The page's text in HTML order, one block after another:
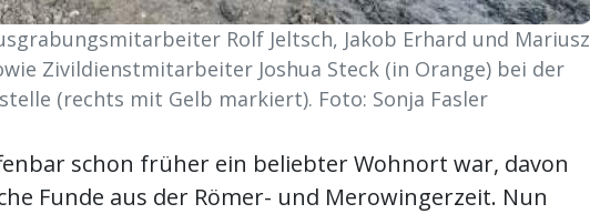
Rolf Jeltsch, Jakob Erhard und Mariusz
Zivildienstmitarbeiter Joshua Steck (in Orange) bei der
(rechts mit Gelb markiert). Foto: Sonja Fasler
schon früher ein beliebter Wohnort war, davon
Funde aus der Römer- und Merowingerzeit. Nun